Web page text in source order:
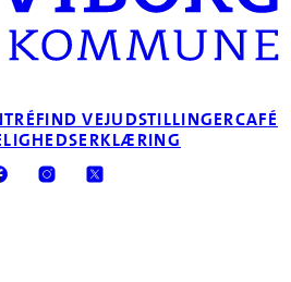
FIND VEJUDSTILLINGERCAFÉ